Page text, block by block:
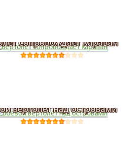
сопровождает караван
вертолёт над островами